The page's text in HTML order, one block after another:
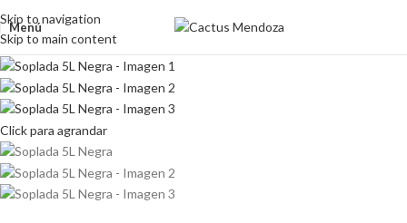
Skip to navigation
Skip to main content
Menú
Click para agrandar